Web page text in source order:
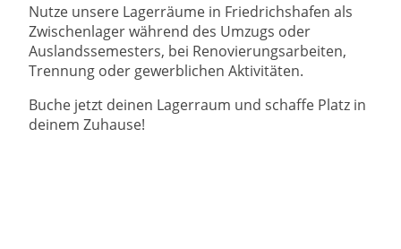
Nutze unsere Lagerräume in Friedrichshafen als
Zwischenlager während des Umzugs oder
Auslandssemesters, bei Renovierungsarbeiten,
Trennung oder gewerblichen Aktivitäten.
Buche jetzt deinen Lagerraum und schaffe Platz in
deinem Zuhause!